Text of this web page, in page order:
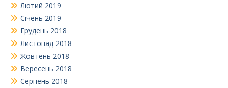
Лютий 2019
Січень 2019
Грудень 2018
Листопад 2018
Жовтень 2018
Вересень 2018
Серпень 2018